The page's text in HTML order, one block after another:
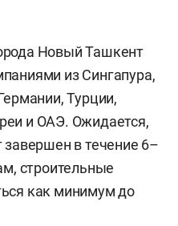
Новый Ташкент
из Сингапура,
Турции,
и ОАЭ. Ожидается,
завершен в течение 6–
строительные
как минимум до